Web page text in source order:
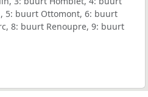
5: buurt Ottomont, 6: buurt
8: buurt Renoupre, 9: buurt